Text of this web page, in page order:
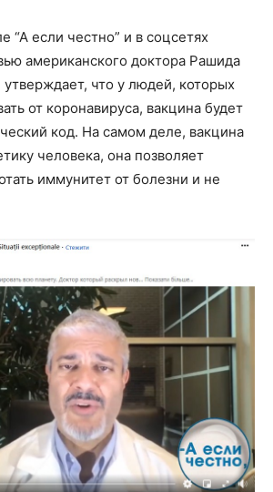
“А если честно” и в соцсетях
американского доктора Рашида
утверждает, что у людей, которых
от коронавируса, вакцина будет
код. На самом деле, вакцина
человека, она позволяет
иммунитет от болезни и не